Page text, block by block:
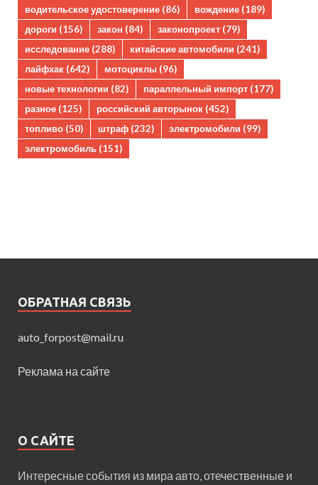
водительское удостоверение (86) вождение (189)
дороги (156) закон (84) законопроект (79)
исследование (288) китайские автомобили (241)
лайфхак (642) мотоциклы (96)
новые технологии (82) параллельный импорт (177)
разное (125) российский авторынок (452)
топливо (50) штраф (232) электромобили (99)
электромобиль (151)
ОБРАТНАЯ СВЯЗЬ
auto_forpost@mail.ru
Реклама на сайте
О САЙТЕ
Интересные события из мира авто, отечественные и